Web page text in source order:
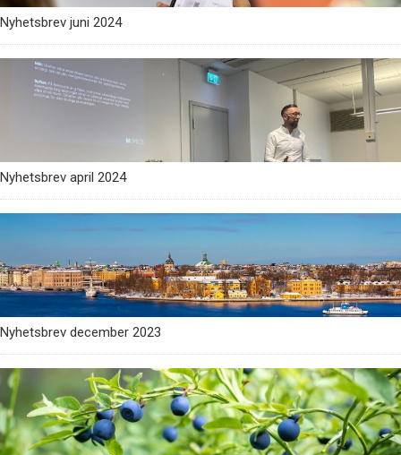
Nyhetsbrev juni 2024
Nyhetsbrev april 2024
Nyhetsbrev december 2023